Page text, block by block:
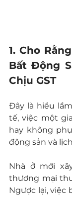
1. Cho
Bất Động
Chịu GST
Đây là hiểu
tế, việc một
hay không
động sản và
Nhà ở mới
thương mại
Ngược lại, việc